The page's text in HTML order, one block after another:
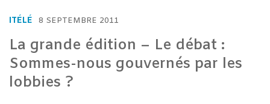
ITÉLÉ 8 SEPTEMBRE 2011
La grande édition – Le débat :
Sommes-nous gouvernés par les
lobbies ?